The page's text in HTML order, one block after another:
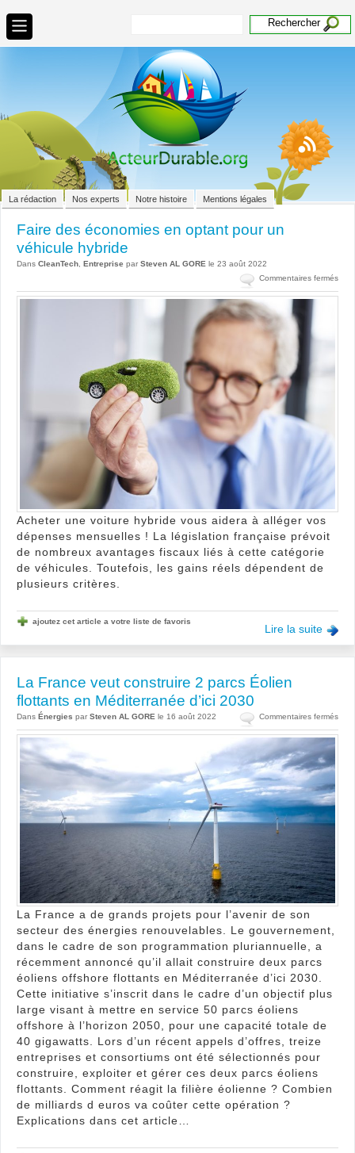
La rédaction Nos experts Notre histoire Mentions légales
Faire des économies en optant pour un
véhicule hybride
Dans CleanTech Entreprise par Steven AL GORE le 23 août 2022
Commentaires ferméssur
Faire
Acheter une voiture hybride vous aidera à alléger vos
dépenses mensuelles ! La législation française prévoit
de nombreux avantages fiscaux liés à cette catégorie
de véhicules. Toutefois, les gains réels dépendent de
plusieurs critères.
Lire la suite
ajoutez cet article a votre liste de favoris
La France veut construire 2 parcs Éolien
flottants en Méditerranée d’ici 2030
Dans Énergies par Steven AL GORE le 16 août 2022 Commentaires ferméssur
La
La France a de grands projets pour l’avenir de son
secteur des énergies renouvelables. Le gouvernement,
dans le cadre de son programmation pluriannuelle, a
récemment annoncé qu’il allait construire deux parcs
éoliens offshore flottants en Méditerranée d’ici 2030.
Cette initiative s’inscrit dans le cadre d’un objectif plus
large visant à mettre en service 50 parcs éoliens
offshore à l’horizon 2050, pour une capacité totale de
40 gigawatts. Lors d’un récent appels d’offres, treize
entreprises et consortiums ont été sélectionnés pour
construire, exploiter et gérer ces deux parcs éoliens
flottants. Comment réagit la filière éolienne ? Combien
de milliards d euros va coûter cette opération ?
Explications dans cet article…